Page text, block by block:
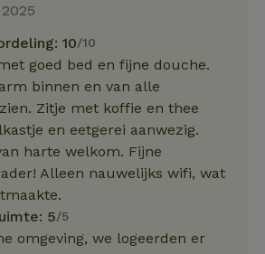
10/10
goed bed en fijne douche.
binnen en van alle
Zitje met koffie en thee
en eetgerei aanwezig.
harte welkom. Fijne
Alleen nauwelijks wifi, wat
5/5
omgeving, we logeerden er